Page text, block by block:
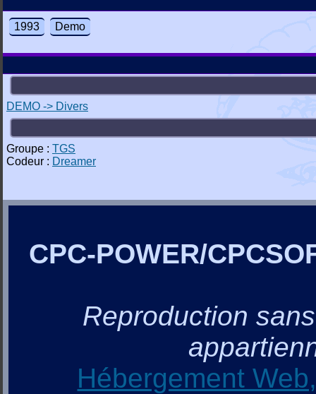
1993 Demo
DEMO -> Divers
Groupe : TGS
Codeur : Dreamer
CPC-POWER/
Reproduction
Hébergement